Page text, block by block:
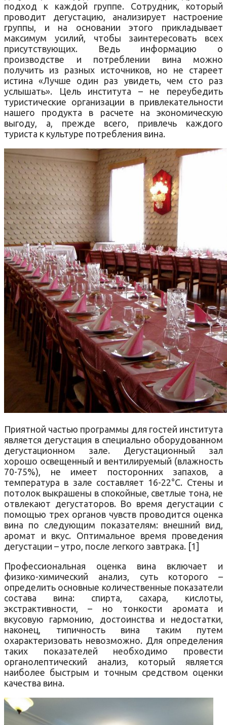
подход к каждой группе. Сотрудник, который
проводит дегустацию, анализирует настроение
группы, и на основании этого прикладывает
максимум усилий, чтобы заинтересовать всех
присутствующих. Ведь информацию о
производстве и потреблении вина можно
получить из разных источников, но не стареет
истина «Лучше один раз увидеть, чем сто раз
услышать». Цель института – не переубедить
туристические организации в привлекательности
нашего продукта в расчете на экономическую
выгоду, а, прежде всего, привлечь каждого
туриста к культуре потребления вина.
Приятной частью программы для гостей института
является дегустация в специально оборудованном
дегустационном зале. Дегустационный зал
хорошо освещенный и вентилируемый (влажность
70-75%), не имеет посторонних запахов, а
температура в зале составляет 16-22°С. Стены и
потолок выкрашены в спокойные, светлые тона, не
отвлекают дегустаторов. Во время дегустации с
помощью трех органов чувств проводится оценка
вина по следующим показателям: внешний вид,
аромат и вкус. Оптимальное время проведения
дегустации – утро, после легкого завтрака. [1]
Профессиональная оценка вина включает и
физико-химический анализ, суть которого –
определить основные количественные показатели
состава вина: спирта, сахара, кислоты,
экстрактивности, – но тонкости аромата и
вкусовую гармонию, достоинства и недостатки,
наконец, типичность вина таким путем
охарактеризовать невозможно. Для определения
таких показателей необходимо провести
органолептический анализ, который является
наиболее быстрым и точным средством оценки
качества вина.